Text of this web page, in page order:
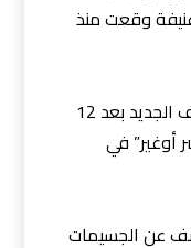
وقعت منذ
ونشرت مجلة ساينس جورنال الاكتشاف الجديد بعد 12
أوغير” في
وحدة للكشف عن الجسيمات